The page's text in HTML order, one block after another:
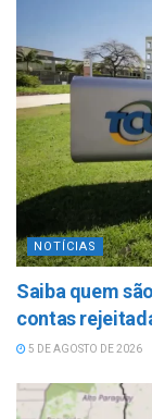
NOTÍCIAS
Saiba quem
contas
5 DE AGOSTO DE 2026